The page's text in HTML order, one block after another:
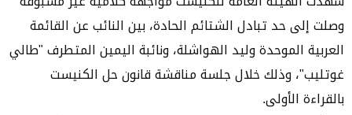
وصلت إلى حد تبادل الشتائم الحادة، بين النائب عن القائمة
العربية الموحدة وليد الهواشلة، ونائبة اليمين المتطرف "طالي
غوتليب"، وذلك خلال جلسة مناقشة قانون حل الكنيست
بالقراءة الأولى.